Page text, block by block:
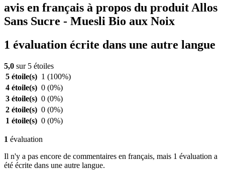
avis en français à propos du produit Allos
Sans Sucre - Muesli Bio aux Noix
1 évaluation écrite dans une autre langue
5,0 sur 5 étoiles
5 étoile(s) 1 (100%)
4 étoile(s) 0 (0%)
3 étoile(s) 0 (0%)
2 étoile(s) 0 (0%)
1 étoile(s) 0 (0%)
1 évaluation
Il n'y a pas encore de commentaires en français, mais 1 évaluation a
été écrite dans une autre langue.